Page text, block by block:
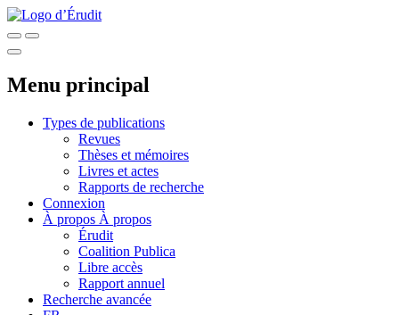
Menu principal
Types de publications
Revues
Thèses et mémoires
Livres et actes
Rapports de recherche
Connexion
À propos À propos
Érudit
Coalition Publica
Libre accès
Rapport annuel
Recherche avancée